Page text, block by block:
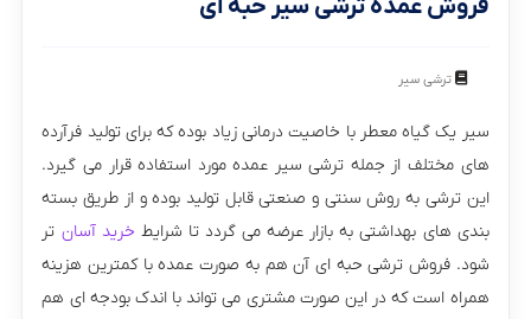
فروش عمده ترشی سیر حبه ای
ترشی سیر
سیر یک گیاه معطر با خاصیت درمانی زیاد بوده که برای تولید فرآرده
های مختلف از جمله ترشی سیر عمده مورد استفاده قرار می گیرد.
این ترشی به روش سنتی و صنعتی قابل تولید بوده و از طریق بسته
بندی های بهداشتی به بازار عرضه می گردد تا شرایط خرید آسان تر
شود. فروش ترشی حبه ای آن هم به صورت عمده با کمترین هزینه
همراه است که در این صورت مشتری می تواند با اندک بودجه ای هم